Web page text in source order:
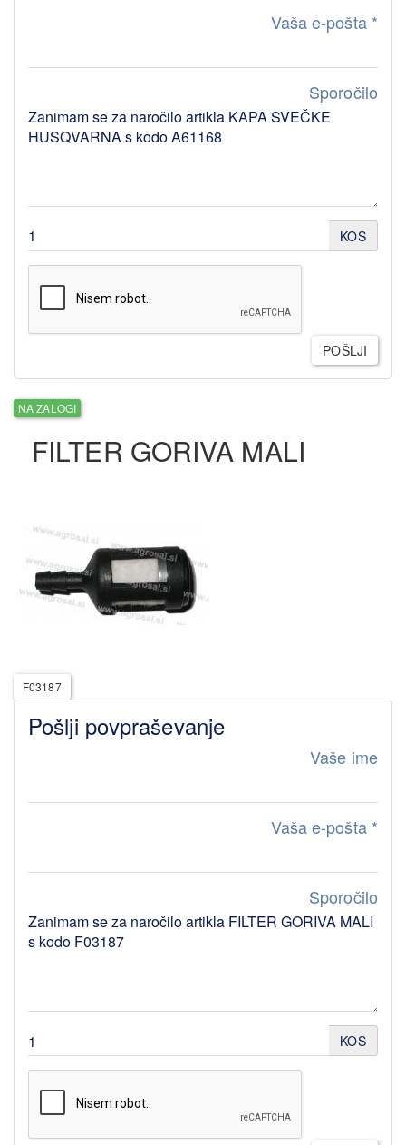
Vaša e-pošta *
Sporočilo
KOS
POŠLJI
NA ZALOGI
FILTER GORIVA MALI
F03187
Pošlji povpraševanje
Vaše ime
Vaša e-pošta *
Sporočilo
KOS